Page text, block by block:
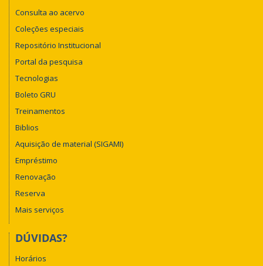
Consulta ao acervo
Coleções especiais
Repositório Institucional
Portal da pesquisa
Tecnologias
Boleto GRU
Treinamentos
Biblios
Aquisição de material (SIGAMI)
Empréstimo
Renovação
Reserva
Mais serviços
DÚVIDAS?
Horários